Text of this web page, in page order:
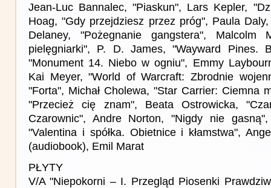
Jean-Luc Bannalec, "Piaskun", Lars Kepler,
Hoag, "Gdy przejdziesz przez próg", Paula
Delaney, "Pożegnanie gangstera", Malcolm
pielęgniarki", P. D. James, "Wayward Pines.
"Monument 14. Niebo w ogniu", Emmy
Kai Meyer, "World of Warcraft: Zbrodnie
"Forta", Michał Cholewa, "Star Carrier: Ciemna
"Przecież cię znam", Beata Ostrowicka,
Czarownic", Andre Norton, "Nigdy nie
"Valentina i spółka. Obietnice i kłamstwa",
(audiobook), Emil Marat
PŁYTY
V/A "Niepokorni – I. Przegląd Piosenki